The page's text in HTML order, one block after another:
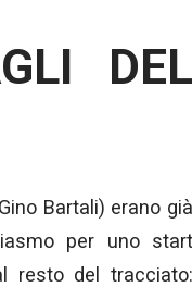
DEL
Bartali) erano
per uno start
resto del tracciato: